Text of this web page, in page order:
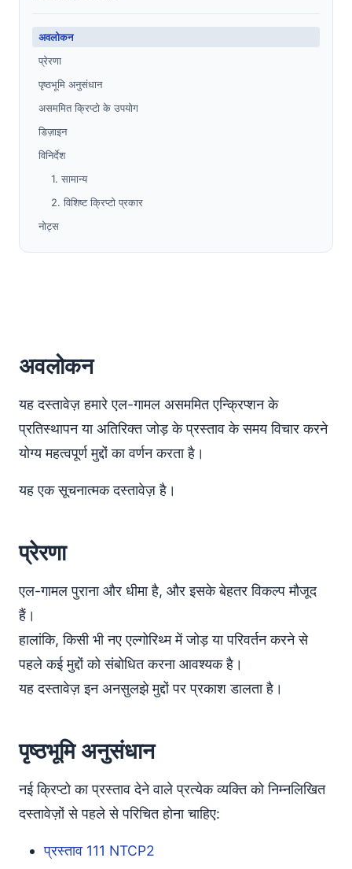
अवलोकन
प्रेरणा
पृष्ठभूमि अनुसंधान
असममित क्रिप्टो के उपयोग
डिज़ाइन
विनिर्देश
1. सामान्य
2. विशिष्ट क्रिप्टो प्रकार
नोट्स
अवलोकन
यह दस्तावेज़ हमारे एल-गामल असममित एन्क्रिप्शन के
प्रतिस्थापन या अतिरिक्त जोड़ के प्रस्ताव के समय विचार करने
योग्य महत्वपूर्ण मुद्दों का वर्णन करता है।
यह एक सूचनात्मक दस्तावेज़ है।
प्रेरणा
एल-गामल पुराना और धीमा है, और इसके बेहतर विकल्प मौजूद
हैं।
हालांकि, किसी भी नए एल्गोरिथ्म में जोड़ या परिवर्तन करने से
पहले कई मुद्दों को संबोधित करना आवश्यक है।
यह दस्तावेज़ इन अनसुलझे मुद्दों पर प्रकाश डालता है।
पृष्ठभूमि अनुसंधान
नई क्रिप्टो का प्रस्ताव देने वाले प्रत्येक व्यक्ति को निम्नलिखित
दस्तावेज़ों से पहले से परिचित होना चाहिए:
प्रस्ताव 111 NTCP2